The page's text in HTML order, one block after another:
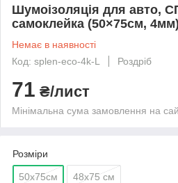
Шумоізоляція для авто,
самоклейка (50×75см, 4мм)
Немає в наявності
Код: splen-eco-4k-L
Роздріб
71 ₴/лист
Мінімальна сума замовлення на
Розміри
50х75см 48х75 см